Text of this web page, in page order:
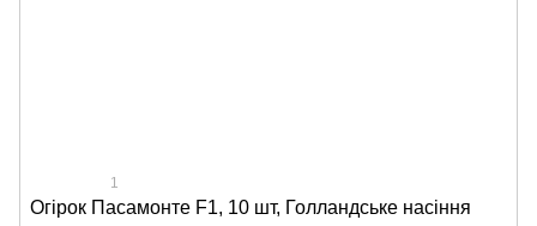
1
Огірок Пасамонте F1, 10 шт, Голландське насіння